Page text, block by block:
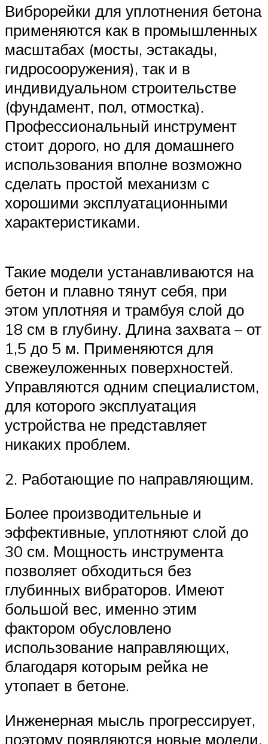
Виброрейки для уплотнения бетона
применяются как в промышленных
масштабах (мосты, эстакады,
гидросооружения), так и в
индивидуальном строительстве
(фундамент, пол, отмостка).
Профессиональный инструмент
стоит дорого, но для домашнего
использования вполне возможно
сделать простой механизм с
хорошими эксплуатационными
характеристиками.
Такие модели устанавливаются на
бетон и плавно тянут себя, при
этом уплотняя и трамбуя слой до
18 см в глубину. Длина захвата – от
1,5 до 5 м. Применяются для
свежеуложенных поверхностей.
Управляются одним специалистом,
для которого эксплуатация
устройства не представляет
никаких проблем.
2. Работающие по направляющим.
Более производительные и
эффективные, уплотняют слой до
30 см. Мощность инструмента
позволяет обходиться без
глубинных вибраторов. Имеют
большой вес, именно этим
фактором обусловлено
использование направляющих,
благодаря которым рейка не
утопает в бетоне.
Инженерная мысль прогрессирует,
поэтому появляются новые модели,